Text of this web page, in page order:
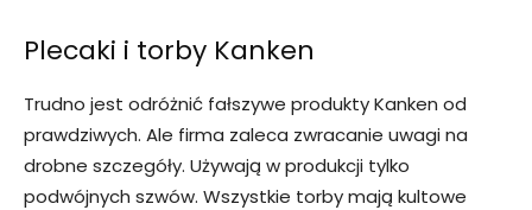
Plecaki i torby Kanken
Trudno jest odróżnić fałszywe produkty Kanken od
prawdziwych. Ale firma zaleca zwracanie uwagi na
drobne szczegóły. Używają w produkcji tylko
podwójnych szwów. Wszystkie torby mają kultowe